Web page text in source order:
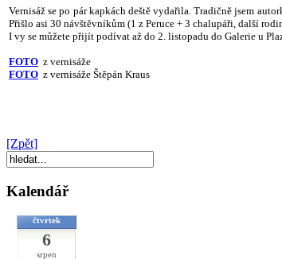
Vernisáž se po pár kapkách deště vydařila. Tradičně jsem
Přišlo asi 30 návštěvníkům (1 z Peruce + 3 chalupáři, další
I vy se můžete přijít podívat až do 2. listopadu do Galerie u
FOTO z vernisáže
FOTO z vernisáže Štěpán Kraus
[Zpět]
Kalendář
čtvrtek
6
srpen